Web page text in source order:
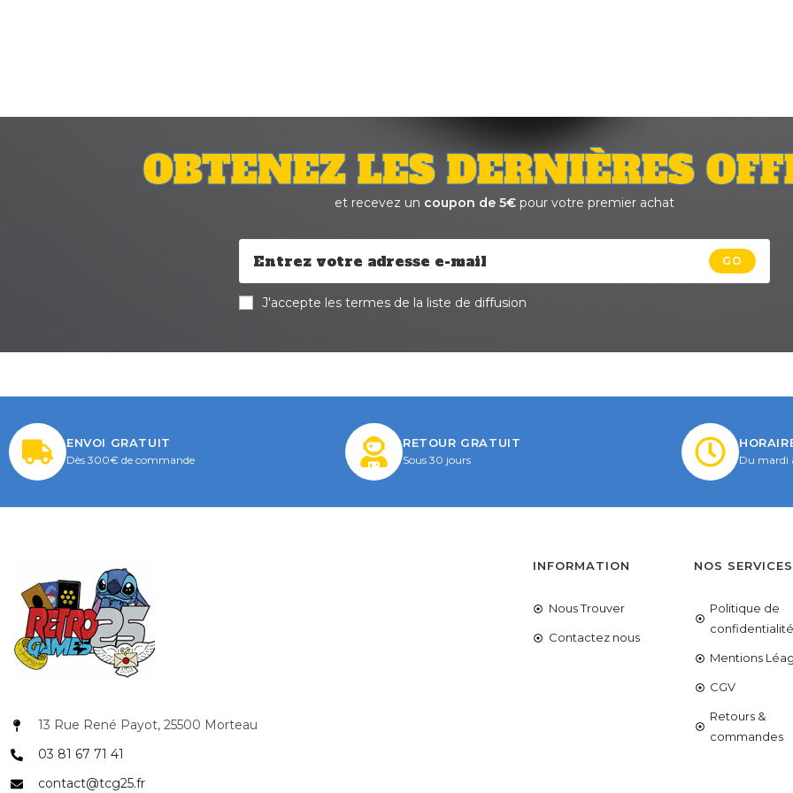
OBTENEZ LES DERNIÈRES
et recevez un coupon de 5€ pour votre premier achat
GO
J'accepte les termes de la liste de diffusion
ENVOI GRATUIT
Dès 300€ de commande
RETOUR GRATUIT
Sous 30 jours Du mardi
13 Rue René Payot, 25500 Morteau
03 81 67 71 41
contact@tcg25.fr
INFORMATION
Nous Trouver
Contactez nous
NOS SERVICES
Politique de
confidentialité
Mentions
CGV
Retours &
commandes
COUPONX1356385971